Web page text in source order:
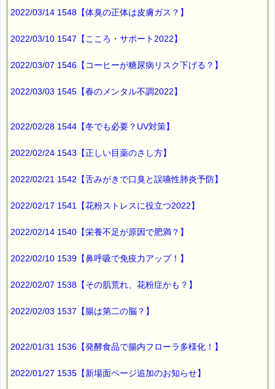
2022/03/14 1548【体臭の正体は皮膚ガス？】
2022/03/10 1547【こころ・サポート2022】
2022/03/07 1546【コーヒーが糖尿病リスク下げる？】
2022/03/03 1545【春のメンタル不調2022】
2022/02/28 1544【冬でも必要？UV対策】
2022/02/24 1543【正しい目薬のさし方】
2022/02/21 1542【舌みがきで口臭と誤嚥性肺炎予防】
2022/02/17 1541【花粉ストレスに役立つ2022】
2022/02/14 1540【栄養不足が原因で肥満？】
2022/02/10 1539【鼻呼吸で免疫力アップ！】
2022/02/07 1538【その肌荒れ、花粉症かも？】
2022/02/03 1537【腸は第二の脳？】
2022/01/31 1536【発酵食品で腸内フローラ多様化！】
2022/01/27 1535【新場面ページ追加のお知らせ】